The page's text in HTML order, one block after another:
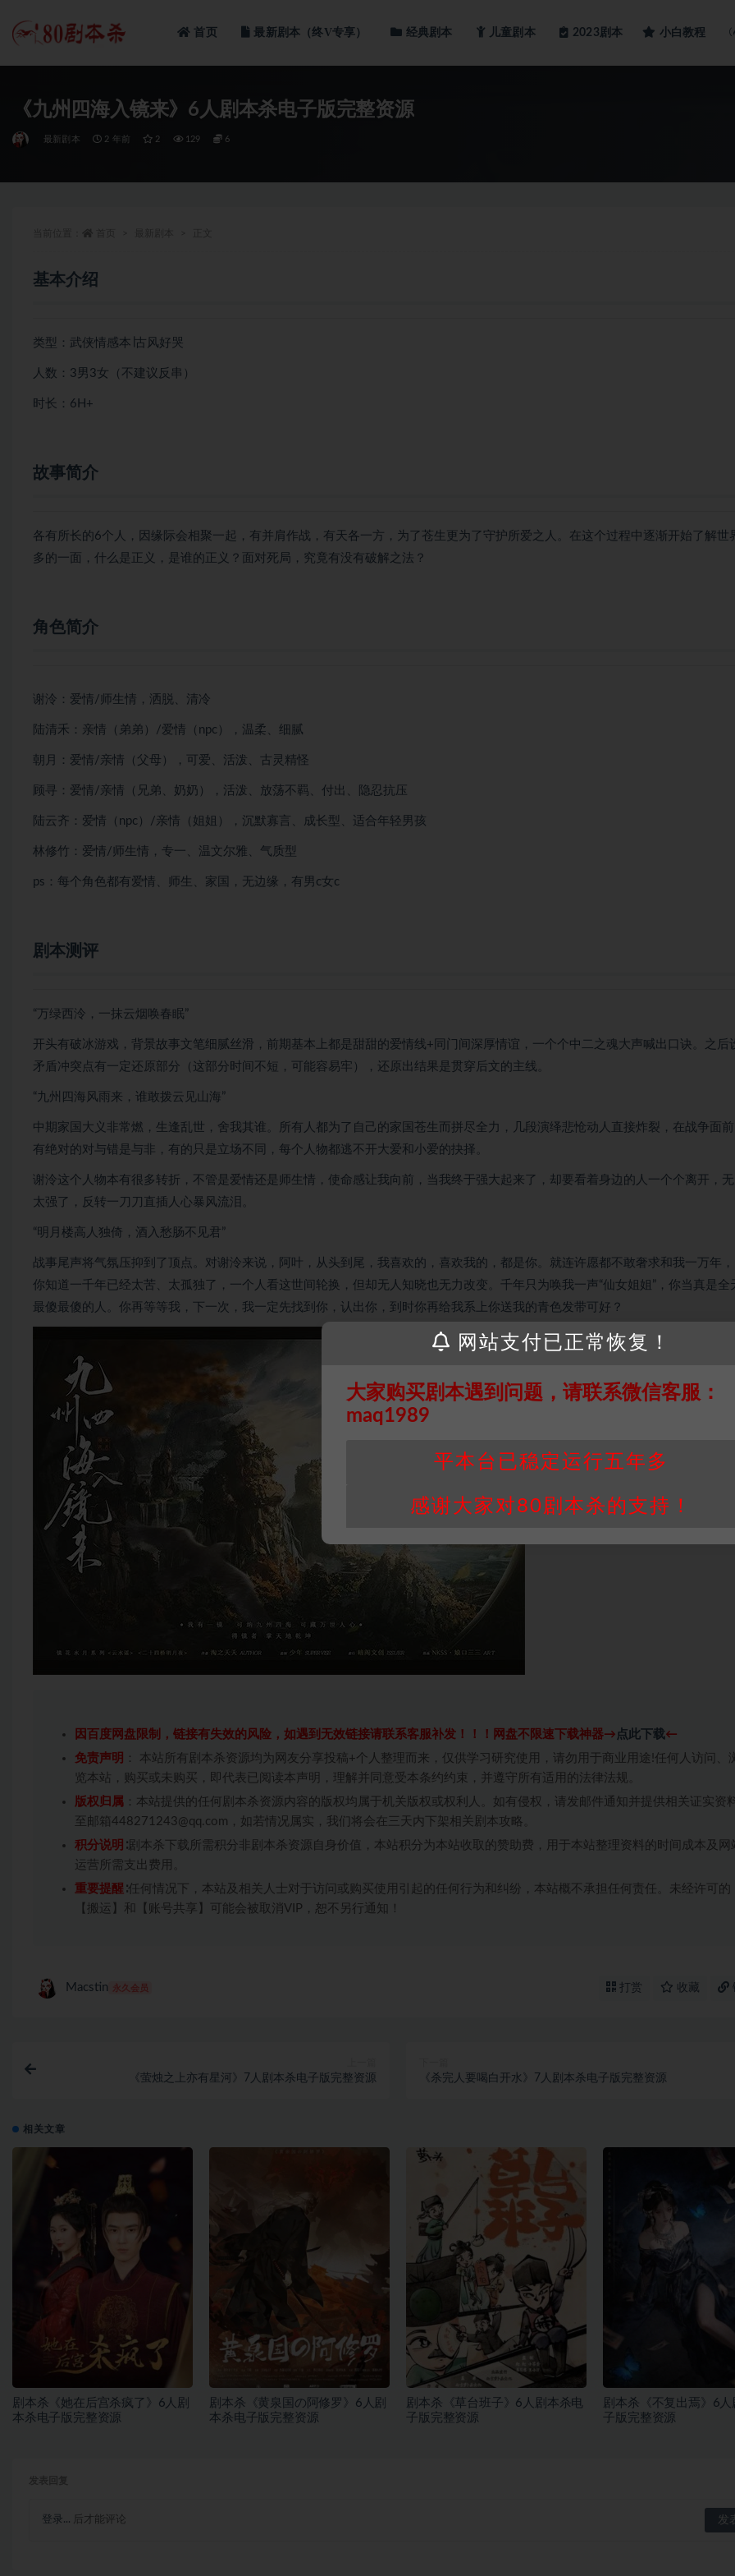
首页 最新剧本（终V专享） 经典剧本 儿童剧本 2023剧本 小白教程
《九州四海入镜来》6人剧本杀电子版完整资源
最新剧本 2 年前 2 129 6
基本介绍
类型：武侠情感本∣古风好哭
人数：3男3女（不建议反串）
时长：6H+
故事简介
各有所长的6个人，因缘际会相聚一起，有并肩作战，有天各一方，为了苍生更为了守护所爱之人。在这个过程中逐渐开始了解世
多的一面，什么是正义，是谁的正义？面对死局，究竟有没有破解之法？
角色简介
谢泠：爱情/师生情，洒脱、清冷
陆清禾：亲情（弟弟）/爱情（npc），温柔、细腻
朝月：爱情/亲情（父母），可爱、活泼、古灵精怪
顾寻：爱情/亲情（兄弟、奶奶），活泼、放荡不羁、付出、隐忍抗压
陆云齐：爱情（npc）/亲情（姐姐），沉默寡言、成长型、适合年轻男孩
林修竹：爱情/师生情，专一、温文尔雅、气质型
ps：每个角色都有爱情、师生、家国，无边缘，有男c女c
剧本测评
“万绿西泠，一抹云烟唤春眠”
开头有破冰游戏，背景故事文笔细腻丝滑，前期基本上都是甜甜的爱情线+同门间深厚情谊，一个个中二之魂大声喊出口诀。之后
矛盾冲突点有一定还原部分（这部分时间不短，可能容易牢），还原出结果是贯穿后文的主线。
“九州四海风雨来，谁敢拨云见山海”
中期家国大义非常燃，生逢乱世，舍我其谁。所有人都为了自己的家国苍生而拼尽全力，几段演绎悲怆动人直接炸裂，在战争面
有绝对的对与错是与非，有的只是立场不同，每个人物都逃不开大爱和小爱的抉择。
谢泠这个人物本有很多转折，不管是爱情还是师生情，使命感让我向前，当我终于强大起来了，却要看着身边的人一个个离开，
太强了，反转一刀刀直插人心暴风流泪。
“明月楼高人独倚，酒入愁肠不见君”
战事尾声将气氛压抑到了顶点。对谢泠来说，阿叶，从头到尾，我喜欢的，喜欢我的，都是你。就连许愿都不敢奢求和我一万年
你知道一千年已经太苦、太孤独了，一个人看这世间轮换，但却无人知晓也无力改变。千年只为唤我一声“仙女姐姐”，你当真是全
最傻最傻的人。你再等等我，下一次，我一定先找到你，认出你，到时你再给我系上你送我的青色发带可好？
因百度网盘限制，链接有失效的风险，如遇到无效链接请联系客服补发！！！网盘不限速下载神器→ 点此下载←
免责声明 ： 本站所有剧本杀资源均为网友分享投稿+个人整理而来，仅供学习研究使用，请勿用于商业用途!任何人访问、
览本站，购买或未购买，即代表已阅读本声明，理解并同意受本条约约束，并遵守所有适用的法律法规。
版权归属 ：本站提供的任何剧本杀资源内容的版权均属于机关版权或权利人。如有侵权，请发邮件通知并提供相关证实资
至邮箱448271243@qq.com，如若情况属实，我们将会在三天内下架相关剧本攻略。
积分说明 ∶剧本杀下载所需积分非剧本杀资源自身价值，本站积分为本站收取的赞助费，用于本站整理资料的时间成本及网
运营所需支出费用。
重要提醒 ∶任何情况下，本站及相关人士对于访问或购买使用引起的任何行为和纠纷，本站概不承担任何责任。未经许可的
【搬运】和【账号共享】可能会被取消VIP，恕不另行通知！
Macstin 永久会员 打赏 收藏
《萤烛之上亦有星河》7人剧本杀电子版完整资源 《杀完人要喝白开水》7人剧本杀电子版完整资源
相关文章
剧本杀《她在后宫杀疯了》6人剧
本杀电子版完整资源
剧本杀《黄泉国の阿修罗》6人剧
本杀电子版完整资源
剧本杀《草台班子》6人剧本杀电
子版完整资源
剧本杀《不复出焉》6
子版完整资源
登录... 后才能评论
网站支付已正常恢复！
大家购买剧本遇到问题，请联系微信客服：
maq1989
平本台已稳定运行五年多
感谢大家对80剧本杀的支持！